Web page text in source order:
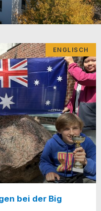
ENGLISCH
bei der Big